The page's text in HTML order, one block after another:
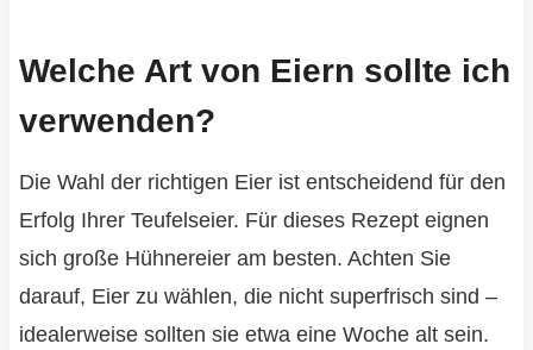
Welche Art von Eiern sollte ich
verwenden?
Die Wahl der richtigen Eier ist entscheidend für den
Erfolg Ihrer Teufelseier. Für dieses Rezept eignen
sich große Hühnereier am besten. Achten Sie
darauf, Eier zu wählen, die nicht superfrisch sind –
idealerweise sollten sie etwa eine Woche alt sein.